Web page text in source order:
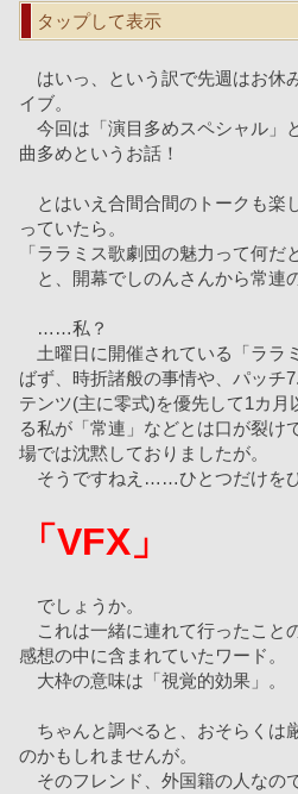
タップして表示
はいっ、という訳で先週はお休
イブ。
今回は「演目多めスペシャル」
曲多めというお話！
とはいえ合間合間のトークも
っていたら。
「ララミス歌劇団の魅力って何だ
と、開幕でしのんさんから常連
……私？
土曜日に開催されている「ララ
ばず、時折諸般の事情や、パッチ
テンツ(主に零式)を優先して1カ月
る私が「常連」などとは口が裂け
場では沈黙しておりましたが。
そうですねえ……ひとつだけをひ
「VFX」
でしょうか。
これは一緒に連れて行ったこと
感想の中に含まれていたワード。
大枠の意味は「視覚的効果」。
ちゃんと調べると、おそらくは
のかもしれませんが。
そのフレンド、外国籍の人なの